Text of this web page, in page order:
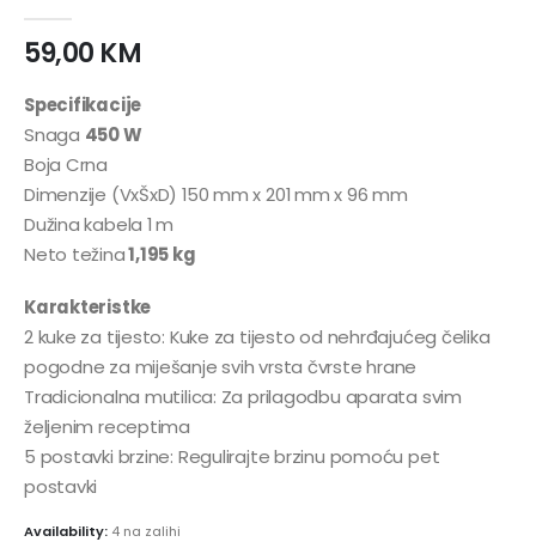
59,00 KM
Specifikacije
Snaga 450 W
Boja Crna
Dimenzije (VxŠxD) 150 mm x 201 mm x 96 mm
Dužina kabela 1 m
Neto težina1,195 kg
Karakteristke
2 kuke za tijesto: Kuke za tijesto od nehrđajućeg čelika
pogodne za miješanje svih vrsta čvrste hrane
Tradicionalna mutilica: Za prilagodbu aparata svim
željenim receptima
5 postavki brzine: Regulirajte brzinu pomoću pet
postavki
Availability: 4 na zalihi